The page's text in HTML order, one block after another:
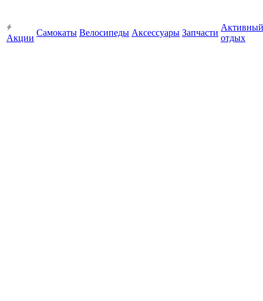
Акции
Самокаты Велосипеды Аксессуары Запчасти
Активный
отдых